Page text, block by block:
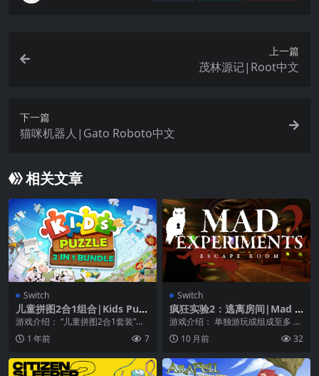
上一篇
茂林源记|Root中文
下一篇
猫咪机器人|Gato Roboto中文
相关文章
Switch
儿童拼图2合1组合|Kids Puzz
le – 2 in 1 Bundle
游戏介绍： “儿童拼图2合1套装”提
供了独特、有趣且能让人放松的拼
图游戏！ 该套...
1 年前 7
Switch
疯狂实验2：逃离房间|Mad E
xperiments 2: Escape Roo
m中文
游戏介绍： 单独游玩或组成至多 6
人的小队！在第一人称视角中，探
索并收集可以帮...
10 月前 32